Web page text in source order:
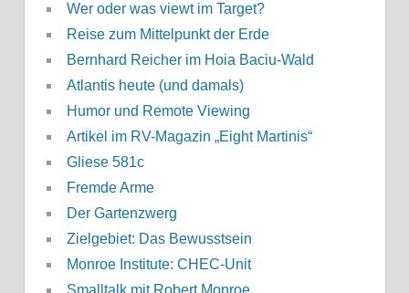
Wer oder was viewt im Target?
Reise zum Mittelpunkt der Erde
Bernhard Reicher im Hoia Baciu-Wald
Atlantis heute (und damals)
Humor und Remote Viewing
Artikel im RV-Magazin „Eight Martinis“
Gliese 581c
Fremde Arme
Der Gartenzwerg
Zielgebiet: Das Bewusstsein
Monroe Institute: CHEC-Unit